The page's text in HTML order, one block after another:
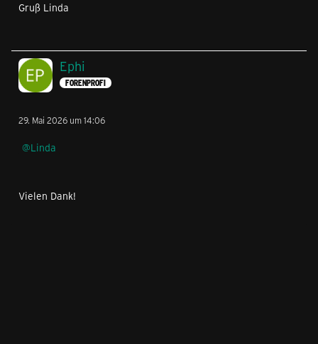
Gruß Linda
Ephi
FORENPROFI
29. Mai 2026 um 14:06
Linda
Vielen Dank!